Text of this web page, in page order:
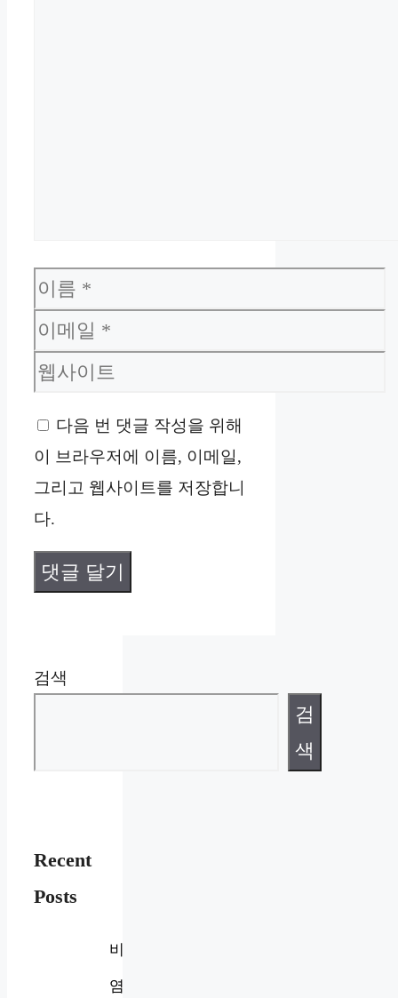
이
름
이
메
일
웹
사
이
트
다음 번 댓글 작성을 위해
이 브라우저에 이름, 이메일,
그리고 웹사이트를 저장합니
다.
검색
검
색
Recent
Posts
비
염